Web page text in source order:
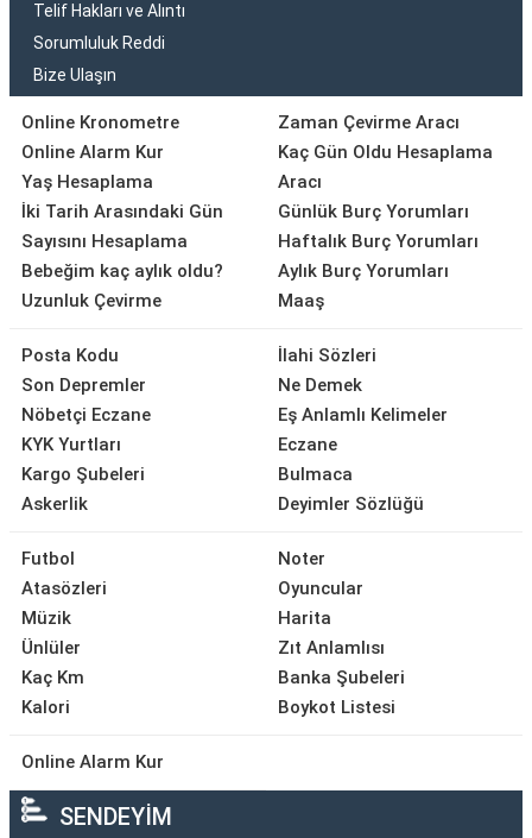
Telif Hakları ve Alıntı
Sorumluluk Reddi
Bize Ulaşın
Online Kronometre
Online Alarm Kur
Yaş Hesaplama
İki Tarih Arasındaki Gün
Sayısını Hesaplama
Bebeğim kaç aylık oldu?
Uzunluk Çevirme
Zaman Çevirme Aracı
Kaç Gün Oldu Hesaplama
Aracı
Günlük Burç Yorumları
Haftalık Burç Yorumları
Aylık Burç Yorumları
Maaş
Posta Kodu
Son Depremler
Nöbetçi Eczane
KYK Yurtları
Kargo Şubeleri
Askerlik
İlahi Sözleri
Ne Demek
Eş Anlamlı Kelimeler
Eczane
Bulmaca
Deyimler Sözlüğü
Futbol
Atasözleri
Müzik
Ünlüler
Kaç Km
Kalori
Noter
Oyuncular
Harita
Zıt Anlamlısı
Banka Şubeleri
Boykot Listesi
Online Alarm Kur
SENDEYİM